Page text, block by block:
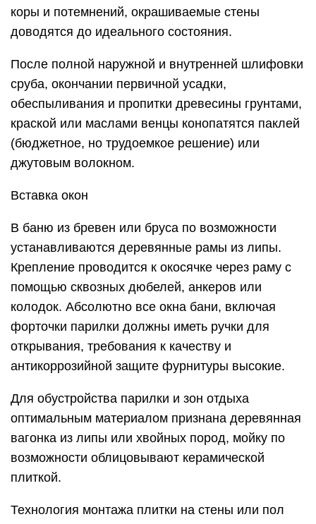
коры и потемнений, окрашиваемые стены
доводятся до идеального состояния.
После полной наружной и внутренней шлифовки
сруба, окончании первичной усадки,
обеспыливания и пропитки древесины грунтами,
краской или маслами венцы конопатятся паклей
(бюджетное, но трудоемкое решение) или
джутовым волокном.
Вставка окон
В баню из бревен или бруса по возможности
устанавливаются деревянные рамы из липы.
Крепление проводится к окосячке через раму с
помощью сквозных дюбелей, анкеров или
колодок. Абсолютно все окна бани, включая
форточки парилки должны иметь ручки для
открывания, требования к качеству и
антикоррозийной защите фурнитуры высокие.
Для обустройства парилки и зон отдыха
оптимальным материалом признана деревянная
вагонка из липы или хвойных пород, мойку по
возможности облицовывают керамической
плиткой.
Технология монтажа плитки на стены или пол